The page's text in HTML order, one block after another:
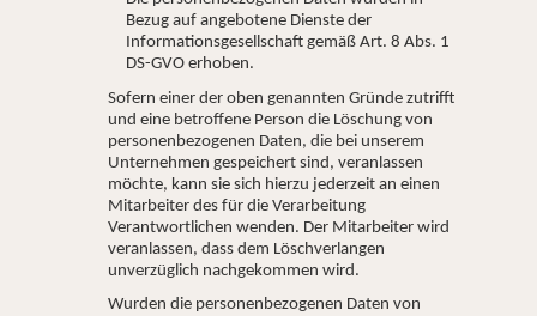
Bezug auf angebotene Dienste der
Informationsgesellschaft gemäß Art. 8 Abs. 1
DS-GVO erhoben.
Sofern einer der oben genannten Gründe zutrifft
und eine betroffene Person die Löschung von
personenbezogenen Daten, die bei unserem
Unternehmen gespeichert sind, veranlassen
möchte, kann sie sich hierzu jederzeit an einen
Mitarbeiter des für die Verarbeitung
Verantwortlichen wenden. Der Mitarbeiter wird
veranlassen, dass dem Löschverlangen
unverzüglich nachgekommen wird.
Wurden die personenbezogenen Daten von